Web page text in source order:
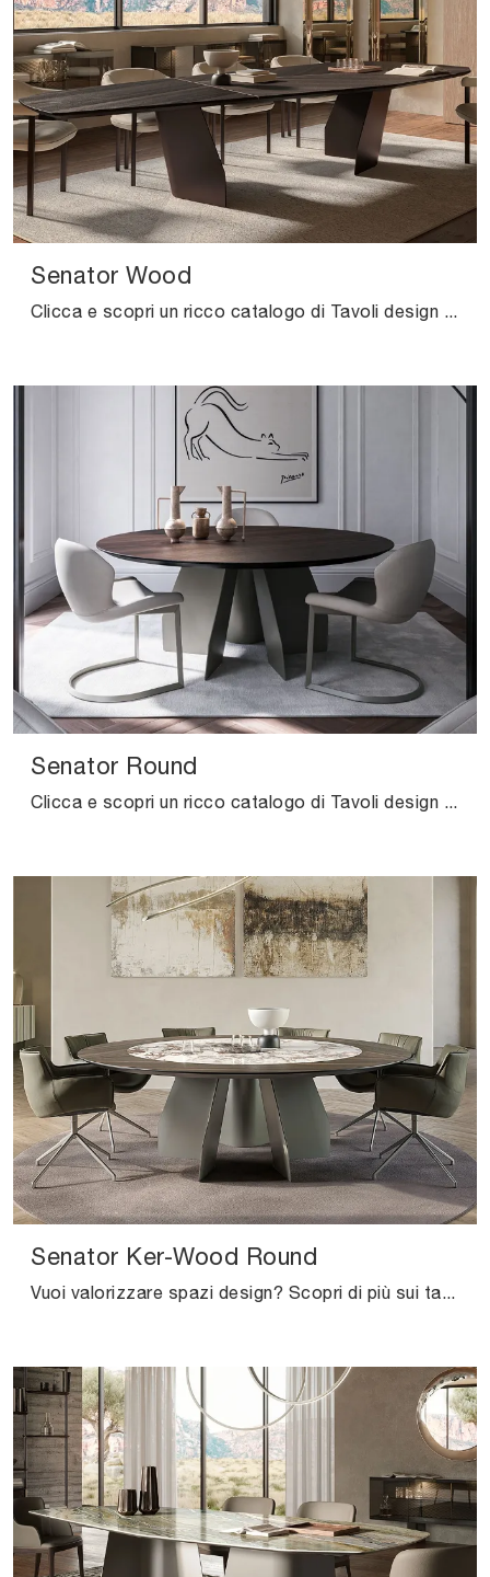
Senator Wood
Clicca e scopri un ricco catalogo di Tavoli design fissi da pranzo! Il modello Senator Wood di Cattelan Italia ti aspetta.
Senator Round
Clicca e scopri un ricco catalogo di Tavoli design fissi da pranzo! Il modello Senator Round di Cattelan Italia ti sta aspettando.
Senator Ker-Wood Round
Vuoi valorizzare spazi design? Scopri di più sui tavoli design fissi: il modello da pranzo Senator Ker-Wood Round ti attende.